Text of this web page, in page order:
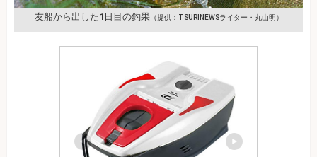
友船から出した1日目の釣果（提供：TSURINEWSライター・丸山明）